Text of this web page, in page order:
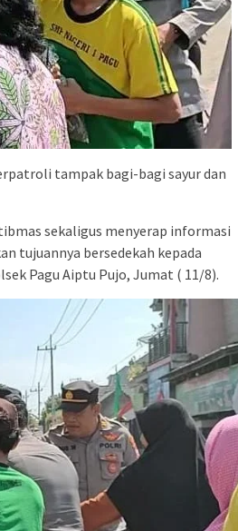
tampak bagi-bagi sayur dan
sekaligus menyerap informasi
tujuannya bersedekah kepada
Pagu Aiptu Pujo, Jumat ( 11/8).